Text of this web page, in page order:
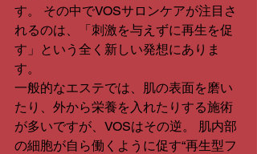
す。 その中でVOSサロンケアが注目さ
れるのは、「刺激を与えずに再生を促
す」という全く新しい発想にありま
す。
一般的なエステでは、肌の表面を磨い
たり、外から栄養を入れたりする施術
が多いですが、VOSはその逆。 肌内部
の細胞が自ら働くように促す“再生型フ